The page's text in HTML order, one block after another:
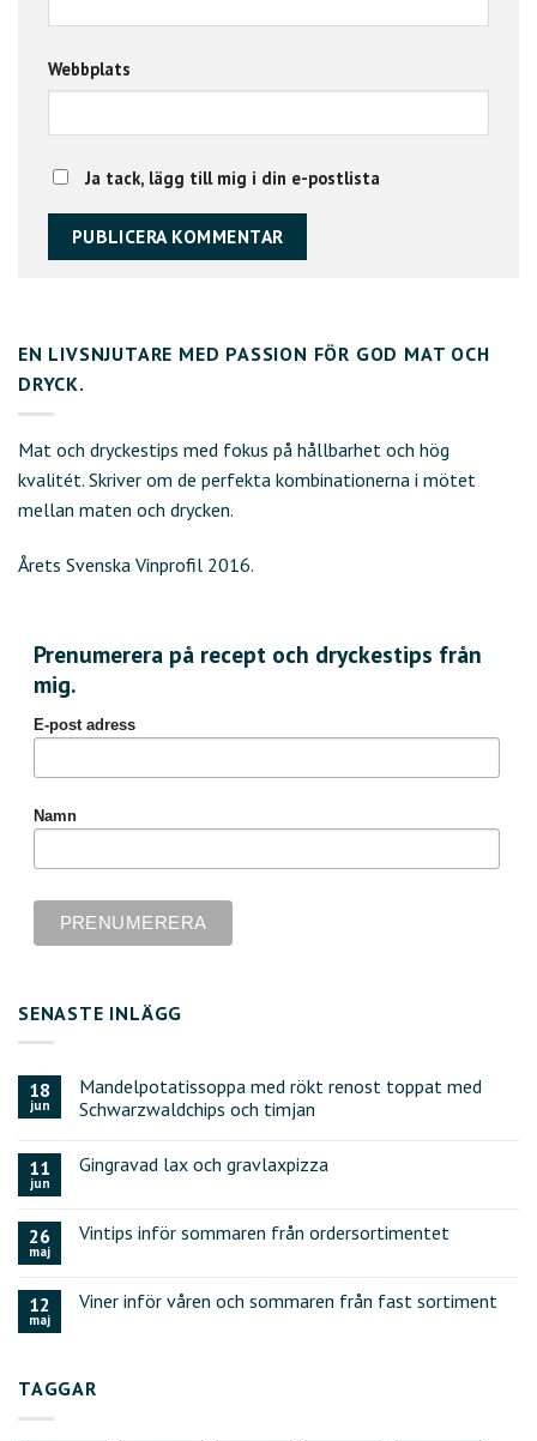
Webbplats
Ja tack, lägg till mig i din e-postlista
EN LIVSNJUTARE MED PASSION FÖR GOD MAT OCH
DRYCK.
Mat och dryckestips med fokus på hållbarhet och hög
kvalitét. Skriver om de perfekta kombinationerna i mötet
mellan maten och drycken.
Årets Svenska Vinprofil 2016.
Prenumerera på recept och dryckestips från
mig.
E-post adress
Namn
SENASTE INLÄGG
18
jun
Mandelpotatissoppa med rökt renost toppat med
Schwarzwaldchips och timjan
11
jun
Gingravad lax och gravlaxpizza
26
maj
Vintips inför sommaren från ordersortimentet
12
maj
Viner inför våren och sommaren från fast sortiment
TAGGAR